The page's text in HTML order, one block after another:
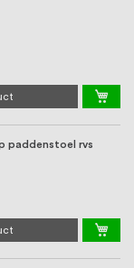
paddenstoel rvs